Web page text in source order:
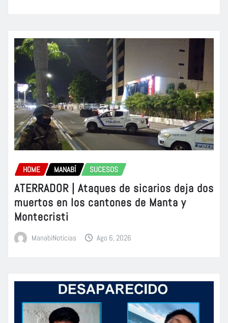
HOME MANABÍ SUCESOS
ATERRADOR | Ataques de sicarios deja dos
muertos en los cantones de Manta y
Montecristi
ManabiNoticias Ago 6, 2026